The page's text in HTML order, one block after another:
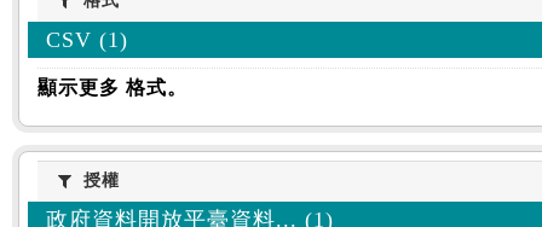
CSV (1)
顯示更多 格式。
授權授權
政府資料開放平臺資料... (1)